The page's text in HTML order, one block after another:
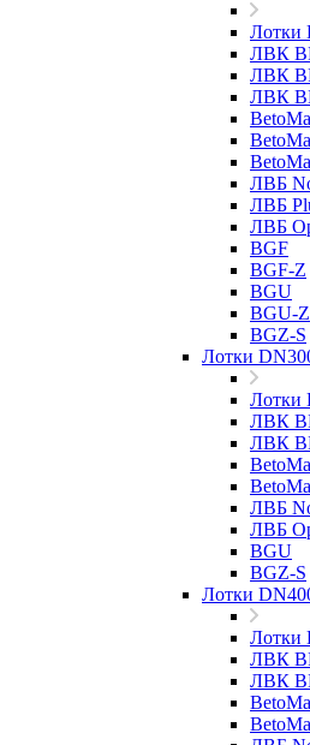
Лотки
ЛВК
ЛВК
ЛВК
ЛВБ
ЛВБ
ЛВБ
BGF
BGF-Z
BGU
BGU-Z
BGZ-S
Лотки
Лотки
ЛВК
ЛВК
ЛВБ
ЛВБ
BGU
BGZ-S
Лотки
Лотки
ЛВК
ЛВК